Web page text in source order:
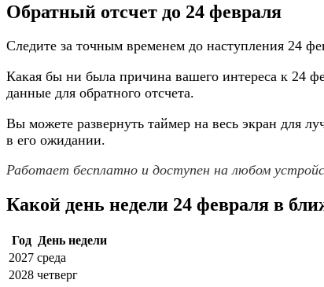
Обратный отсчет до 24 февраля
Следите за точным временем до наступления 24
Какая бы ни была причина вашего интереса к 24
данные для обратного отсчета.
Вы можете развернуть таймер на весь экран для
в его ожидании.
Работает бесплатно и доступен на любом
Какой день недели 24 февраля в
Год
День недели
2027 среда
2028 четверг